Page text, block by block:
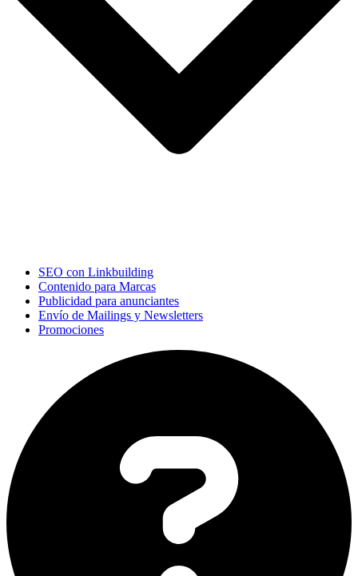
SEO con Linkbuilding
Contenido para Marcas
Publicidad para anunciantes
Envío de Mailings y Newsletters
Promociones